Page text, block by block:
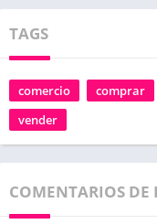
TAGS
comercio comprar
vender
COMENTARIOS DE